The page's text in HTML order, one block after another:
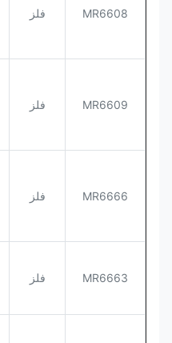
MR6608 فلز
MR6609 فلز
MR6666 فلز
MR6663 فلز